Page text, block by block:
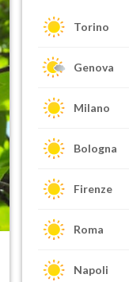
Torino
Genova
Milano
Bologna
Firenze
Roma
Napoli